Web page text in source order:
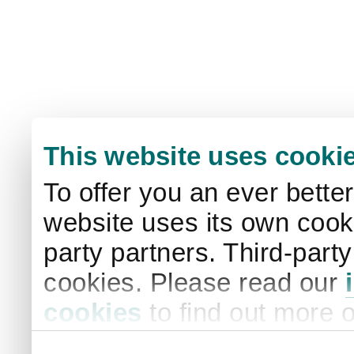
This website uses
To offer you an ever
website uses its own
party partners. Third-
cookies. Please read our
cookies to find out more